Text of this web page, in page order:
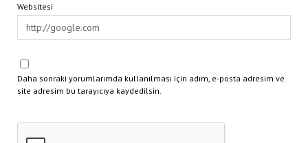
Websitesi
Daha sonraki yorumlarımda kullanılması için adım, e-posta adresim ve
site adresim bu tarayıcıya kaydedilsin.